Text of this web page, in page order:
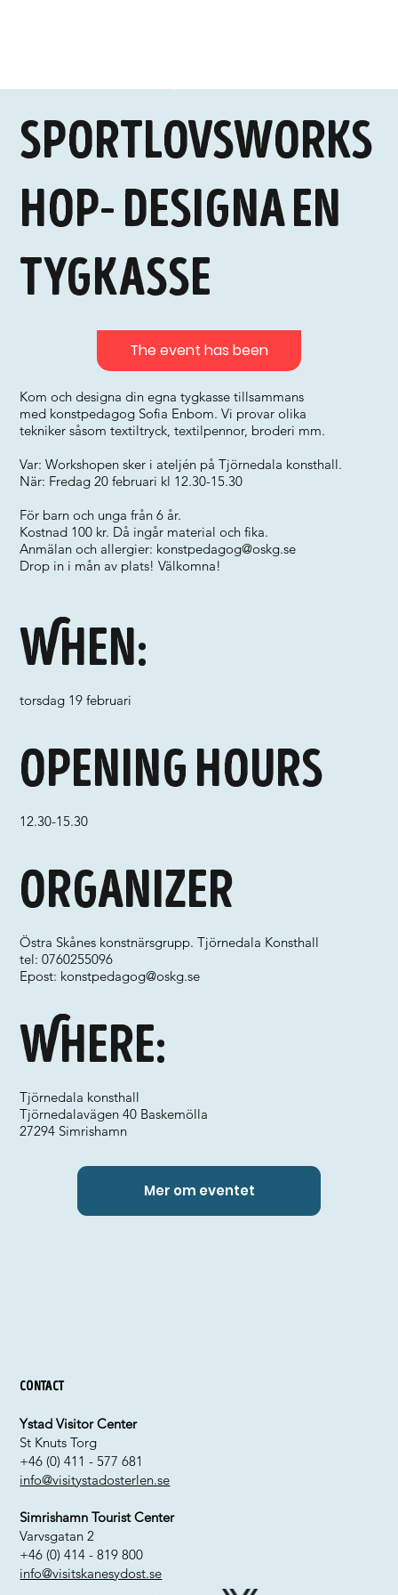
Sportlovsworks
hop- Designa en
tygkasse
Kom och designa din egna tygkasse tillsammans
med konstpedagog Sofia Enbom. Vi provar olika
tekniker såsom textiltryck, textilpennor, broderi mm.
Var: Workshopen sker i ateljén på Tjörnedala konsthall.
När: Fredag 20 februari kl 12.30-15.30
För barn och unga från 6 år.
Kostnad 100 kr. Då ingår material och fika.
Anmälan och allergier: konstpedagog@oskg.se
Drop in i mån av plats! Välkomna!
When:
torsdag 19 februari
Where:
Organizer
Östra Skånes konstnärsgrupp. Tjörnedala Konsthall
tel: 0760255096
Epost: konstpedagog@oskg.se
Tjörnedala konsthall
Tjörnedalavägen 40 Baskemölla
27294 Simrishamn
Opening hours
12.30-15.30
Mer om eventet
The event has been
Contact
Ystad Visitor Center
St Knuts Torg
+46 (0) 411 - 577 681
info@visitystadosterlen.se
Simrishamn Tourist Center
Varvsgatan 2
+46 (0) 414 - 819 800
info@visitskanesydost.se